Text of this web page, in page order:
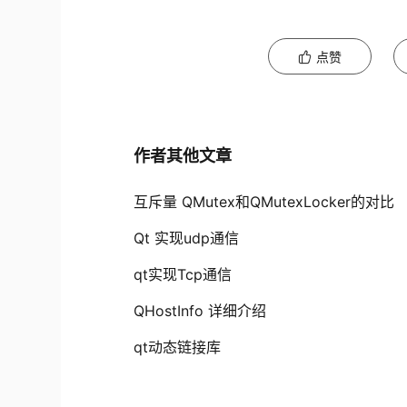
点赞
作者其他文章
互斥量 QMutex和QMutexLocker的对比
Qt 实现udp通信
qt实现Tcp通信
QHostInfo 详细介绍
qt动态链接库